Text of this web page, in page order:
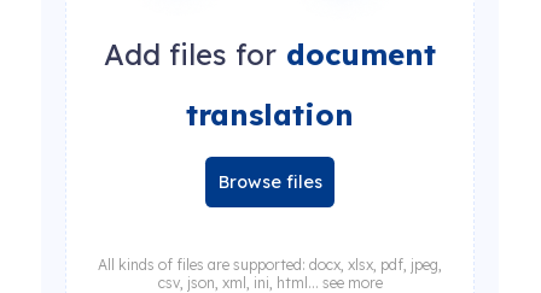
Add files for document
translation
Browse files
All kinds of files are supported: docx, xlsx, pdf, jpeg,
csv, json, xml, ini, html... see more